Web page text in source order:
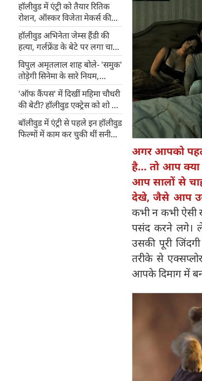
हॉलीवुड में एंट्री को तैयार रितिक
रोशन, ऑस्कर विजेता मेकर्स की
एजेंसी Anonymous Content
संग साइन की बड़ी डील
हॉलीवुड अभिनेता जेम्स हैंडी की
हत्या, गर्लफ्रेंड के बेटे पर लगा चाकू
मारने का आरोप
विपुल अमृतलाल शाह बोले- 'समुक'
तोड़ेगी सिनेमा के सारे नियम,
इंटरनेशनल स्केल पर बन रही फिल्म
'ऑफ कैंपस' में दिखीं महिमा चौधरी
की बेटी? हॉलीवुड एक्ट्रेस को शो में
देख कन्फ्यूज हुए फैंस, जानिए कौन
हैं मीका अब्दुल्ला
बॉलीवुड में एंट्री से पहले इन हॉलीवुड
फिल्मों में काम कर चुकी थीं सनी
अगर आपको
है... तो आप क्या
आप सालों से
देखे, जैसे आप
कभी न कभी ऐसी
पसंद करने लगे।
उसकी पूरी
तरीके से
आपके दिमाग में